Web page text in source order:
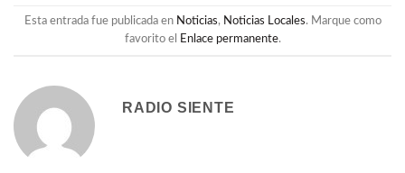
Esta entrada fue publicada en Noticias, Noticias Locales. Marque como
favorito el
Enlace permanente.
RADIO SIENTE